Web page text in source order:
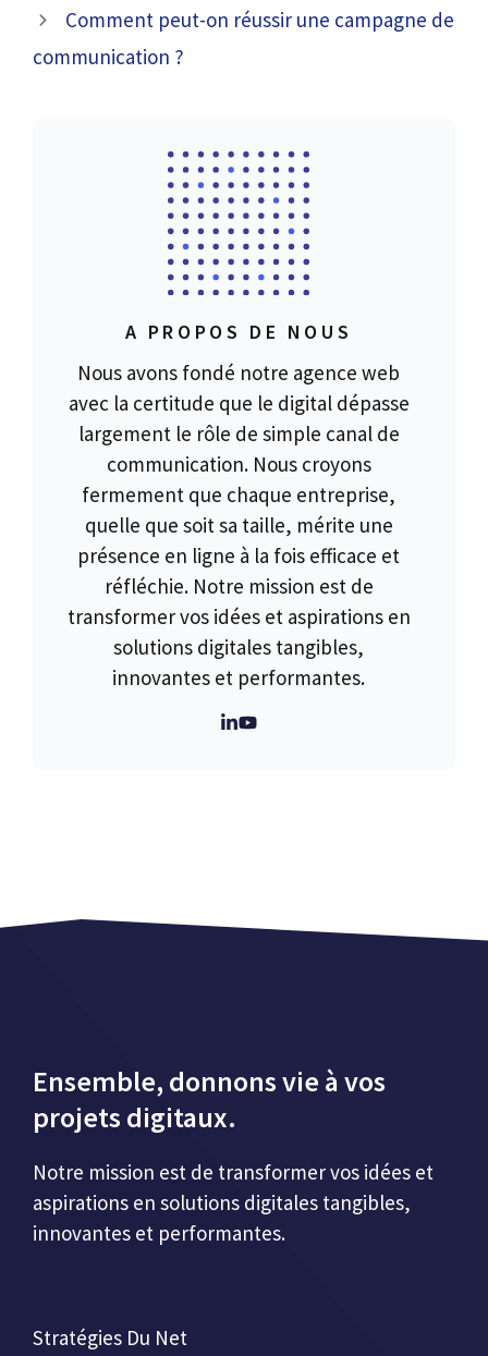
Comment peut-on réussir une campagne de
communication ?
A PROPOS DE NOUS
Nous avons fondé notre agence web
avec la certitude que le digital dépasse
largement le rôle de simple canal de
communication. Nous croyons
fermement que chaque entreprise,
quelle que soit sa taille, mérite une
présence en ligne à la fois efficace et
réfléchie. Notre mission est de
transformer vos idées et aspirations en
solutions digitales tangibles,
innovantes et performantes.
Ensemble, donnons vie à vos
projets digitaux.
Notre mission est de transformer vos idées et
aspirations en solutions digitales tangibles,
innovantes et performantes.
Stratégies Du Net